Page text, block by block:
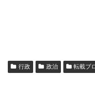
行政 政治 転載ブ